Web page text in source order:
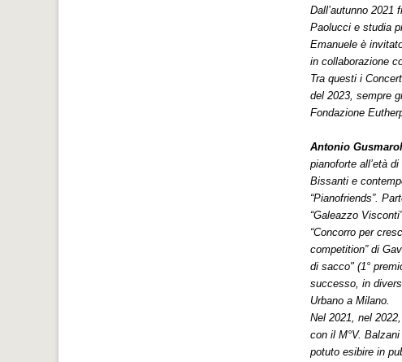
Dall’autunno 2021
Paolucci e studia
Emanuele è
in collaborazione
Tra questi i
del 2023, sempre
Fondazione
Antonio
pianoforte all’età
Bissanti e
“Pianofriends”.
“Galeazzo
“Concorro per
competition” di
di sacco" (1°
successo, in
Urbano a Milano.
Nel 2021, nel
con il M°V.
potuto esibire in